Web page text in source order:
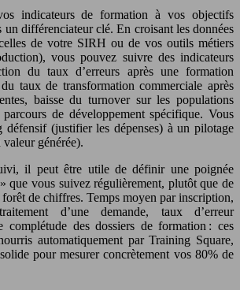
indicateurs de formation à vos objectifs
un différenciateur clé. En croisant les données
de votre SIRH ou de vos outils métiers
vous pouvez suivre des indicateurs
du taux d’erreurs après une formation
taux de transformation commerciale après
baisse du turnover sur les populations
de développement spécifique. Vous
défensif (justifier les dépenses) à un pilotage
générée).
il peut être utile de définir une poignée
que vous suivez régulièrement, plutôt que de
de chiffres. Temps moyen par inscription,
d’une demande, taux d’erreur
complétude des dossiers de formation : ces
automatiquement par Training Square,
pour mesurer concrètement vos 80% de